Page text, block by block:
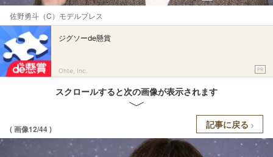
佐野勇斗（C）モデルプレス
ジグソーde懸賞
Ohte, Inc. PR
スクロールすると次の画像が表示されます
( 画像12/44 ) 記事に戻る